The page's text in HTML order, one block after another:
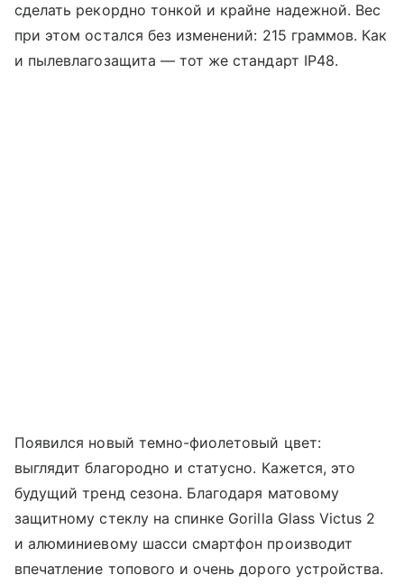
сделать рекордно тонкой и крайне надежной. Вес
при этом остался без изменений: 215 граммов. Как
и пылевлагозащита — тот же стандарт IP48.
Появился новый темно-фиолетовый цвет:
выглядит благородно и статусно. Кажется, это
будущий тренд сезона. Благодаря матовому
защитному стеклу на спинке Gorilla Glass Victus 2
и алюминиевому шасси смартфон производит
впечатление топового и очень дорого устройства.